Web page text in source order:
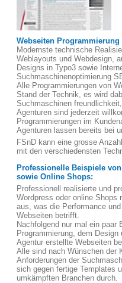
Webseiten
Modernste technische
Weblayouts und Webdesign,
Designs in Typo3 sowie
Suchmaschinenoptimierung
Alle Programmierungen von
Stand der Technik, es wird
Suchmaschinen
Agenturen sind jederzeit
Programmierungen im
Agenturen lassen bereits bei
FSnD kann eine grosse
mit den verschiedensten
Professionelle Beispiele
sowie Online Shops:
Professionell realisierte und
Wordpress oder online Shops
aus, was die Performance
Webseiten betrifft.
Nachfolgend nur mal ein paar
Programmierung, dem
Agentur erstellte Webseiten
Alle sind nach Wünschen der
Anforderungen der
sich gegen fertige Templates
umkämpften Branchen durch.